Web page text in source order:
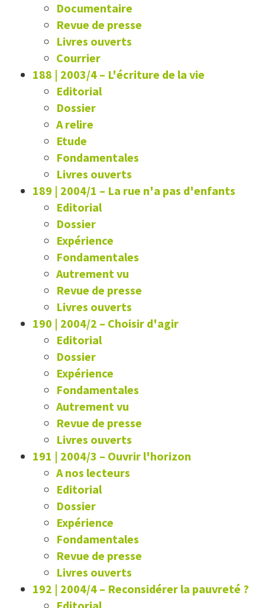
Documentaire
Revue de presse
Livres ouverts
Courrier
188 | 2003/4 – L'écriture de la vie
Editorial
Dossier
A relire
Etude
Fondamentales
Livres ouverts
189 | 2004/1 – La rue n'a pas d'enfants
Editorial
Dossier
Expérience
Fondamentales
Autrement vu
Revue de presse
Livres ouverts
190 | 2004/2 – Choisir d'agir
Editorial
Dossier
Expérience
Fondamentales
Autrement vu
Revue de presse
Livres ouverts
191 | 2004/3 – Ouvrir l'horizon
A nos lecteurs
Editorial
Dossier
Expérience
Fondamentales
Revue de presse
Livres ouverts
192 | 2004/4 – Reconsidérer la pauvreté ?